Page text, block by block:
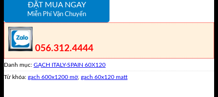
ĐẶT MUA NGAY
Miễn Phí Vận Chuyển
056.312.4444
Danh mục: GẠCH ITALY-SPAIN 60X120
Từ khóa: gach 600x1200 mờ, gach 60x120 matt